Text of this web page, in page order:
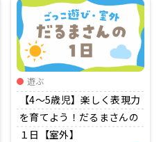
遊ぶ
【4〜5歳児】楽しく表現力
を育てよう！だるまさんの
１日【室外】